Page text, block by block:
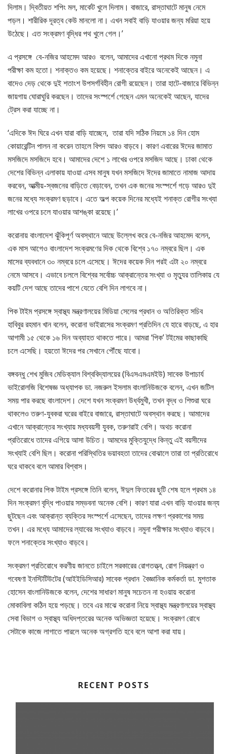
দিলাম। দ্বিতীয়ত শপিং মল, মার্কেট খুলে দিলাম। বাজারে, রাস্তাঘাটে মানুষ নেমে
পড়ল। শারীরিক দূরত্ব কেউ মানলো না। এখন সবাই বাড়ি যাওয়ার জন্য মরিয়া হয়ে
উঠেছে। এত সংক্রমণ বৃদ্ধির পথ খুলে গেল।’
এ প্রসঙ্গে বে-নজির আহমেদ আরও বলেন, আমাদের এখানো প্রথম দিকে নমুনা
পরীক্ষা কম হতো। শনাক্তও কম হয়েছে। শনাক্তের বাইরে অনেকেই আছেন। এ
বাদেও দেড় থেকে দুই শতাংশ উপসর্গবিহীন রোগী রয়েছেন। তারা হাটে-বাজারে বিভিন্ন
জায়গায় ঘোরাঘুরি করছেন। তাদের সংস্পর্শে গেছেন এমন অনেকেই আছেন, যাদের
ট্রেস করা যাচ্ছে না।
‘এদিকে ঈদ ঘিরে এখন যারা বাড়ি যাচ্ছেন, তারা যদি সঠিক নিয়মে ১৪ দিন হোম
কোয়ারেন্টিন পালন না করেন তাহলে বিপদ আরও বাড়বে। কারণ এবারের ঈদের জামাত
মসজিদে মসজিদে হবে। আমাদের দেশে ১ লাখের ওপরে মসজিদ আছে। ঢাকা থেকে
দেশের বিভিন্ন এলাকায় যাওয়া এসব মানুষ যখন মসজিদে ঈদের জামাতে নামাজ আদায়
করবেন, আত্মীয়-স্বজনের বাড়িতে বেড়াবেন, তখন এক জনের সংস্পর্শে গড়ে আরও দুই
জনের মধ্যে সংক্রমণ ছড়াবে। এতে অল্প কয়েক দিনের মধ্যেই শনাক্ত রোগীর সংখ্যা
লাখের ওপরে চলে যাওয়ার আশঙ্কা রয়েছে।’
করোনায় বাংলাদেশ ঝুঁকিপূর্ণ অবস্থানে আছে উল্লেখ করে বে-নজির আহমেদ বলেন,
এক মাস আগেও বাংলাদেশ সংক্রমণের দিক থেকে বিশ্বে ১৭০ নম্বরে ছিল। এক
মাসের ব্যবধানে ৩০ নম্বরে চলে এসেছে। ঈদের কয়েক দিন পরই এটা ২০ নম্বরে
নেমে আসবে। এভাবে চললে বিশ্বের সর্বোচ্চ আক্রান্তের সংখ্যা ও মৃত্যুর তালিকায় যে
কয়টি দেশ আছে তাদের পাশে যেতে বেশি দিন লাগবে না।
পিক টাইম প্রসঙ্গে স্বাস্থ্য মন্ত্রণালয়ের মিডিয়া সেলের প্রধান ও অতিরিক্ত সচিব
হাবিবুর রহমান খান বলেন, করোনা ভাইরাসের সংক্রমণ প্রতিদিন যে হারে বাড়ছে, এ হার
আগামী ১৫ থেকে ১৬ দিন অব্যাহত থাকতে পারে। আমরা ‘পিক’ টইমের কাছাকাছি
চলে এসেছি। হয়তো ঈদের পর সেখানে পৌঁছে যাবো।
বঙ্গবন্ধু শেখ মুজিব মেডিক্যাল বিশ্ববিদ্যালয়ের (বিএসএমএমইউ) সাবেক উপাচার্য
ভাইরোলজি বিশেষজ্ঞ অধ্যাপক ডা. নজরুল ইসলাম বাংলানিউজকে বলেন, এখন জটিল
সময় পার করছে বাংলাদেশ। দেশে যখন সংক্রমণ উর্ধ্বমুখী, তখন বৃদ্ধ ও শিশুরা ঘরে
থাকলেও তরুণ-যুবকরা ঘরের বাইরে বাজারে, রাস্তাঘাটে অবস্থান করছে। আমাদের
এখানে আক্রান্তের সংখ্যায় মধ্যবয়সী যুবক, তরুণরাই বেশি। অথচ করোনা
প্রতিরোধে তাদের এগিয়ে আসা উচিত। আমদের মুক্তিযুদ্ধে কিন্তু এই বয়সীদের
সংখ্যাই বেশি ছিল। করোনা পরিস্থিতির ভয়াবহতা তাদের বোঝালে তারা তা প্রতিরোধে
ঘরে থাকবে বলে আমার বিশ্বাস।
দেশে করোনার পিক টাইম প্রসঙ্গে তিনি বলেন, ঈদুল ফিতরের ছুটি শেষ হলে প্রথম ১৪
দিন সংক্রমণ বৃদ্ধি পাওয়ার সম্ভবনা অনেক বেশি। কারণ যারা এখন বাড়ি যাওয়ার জন্য
ছুটছেন এবং আক্রান্ত ব্যক্তির সংস্পর্শে এসেছেন, তাদের লক্ষণ প্রকাশের সময়
তখন। এর মধ্যে আমাদের ল্যাবের সংখ্যাও বাড়বে। নমুনা পরীক্ষার সংখ্যাও বাড়বে।
ফলে শনাক্তের সংখ্যাও বাড়বে।
সংক্রমণ প্রতিরোধে করণীয় জানতে চাইলে সরকারের রোগতত্ত্ব, রোগ নিয়ন্ত্রণ ও
গবেষণা ইনস্টিটিউটের (আইইডিসিআর) সাবেক প্রধান বৈজ্ঞানিক কর্মকর্তা ডা. মুশতাক
হোসেন বাংলানিউজকে বলেন, দেশের সাধারণ মানুষ সচেতন না হওয়ায় করোনা
মোকাবিলা কঠিন হয়ে পড়ছে। তবে এর মাঝে করোনা নিয়ে স্বাস্থ্য মন্ত্রণালয়ের স্বাস্থ্য
সেবা বিভাগ ও স্বাস্থ্য অধিদপ্তরের অনেক অভিজ্ঞতা হয়েছে। সংক্রমণ রোধে
সেটাকে কাজে লাগাতে পারলে অনেক অগ্রগতি হবে বলে আশা করা যায়।
RECENT POSTS